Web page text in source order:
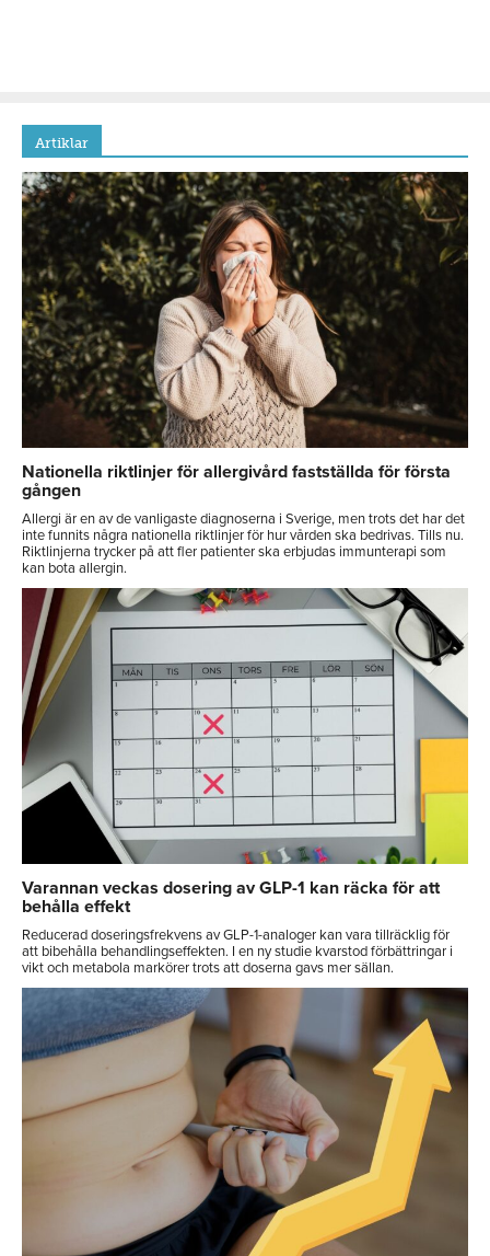
Artiklar
Nationella riktlinjer för allergivård fastställda för första
gången
Allergi är en av de vanligaste diagnoserna i Sverige, men trots det har det
inte funnits några nationella riktlinjer för hur vården ska bedrivas. Tills nu.
Riktlinjerna trycker på att fler patienter ska erbjudas immunterapi som
kan bota allergin.
Varannan veckas dosering av GLP-1 kan räcka för att
behålla effekt
Reducerad doseringsfrekvens av GLP-1-analoger kan vara tillräcklig för
att bibehålla behandlingseffekten. I en ny studie kvarstod förbättringar i
vikt och metabola markörer trots att doserna gavs mer sällan.